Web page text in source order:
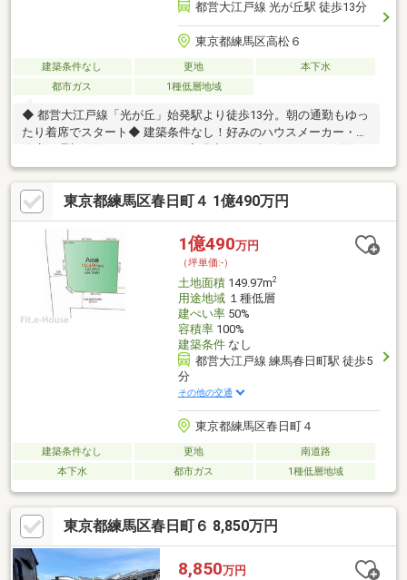
都営大江戸線 光が丘駅 徒歩13分
東京都練馬区高松６
建築条件なし 更地
本下水
都市ガス
1種低層地域
◆ 都営大江戸線「光が丘」始発駅より徒歩13分。朝の通勤もゆっ
たり着席でスタート◆ 建築条件なし！好みのハウスメーカー・工
務店で理想の住まいをゼロから実現◆ 130㎡超のゆとりある敷
地。普通車2台駐車可能◆ 現在更地に付き、ご購入後すぐに建築
計画が進められます◆ 閑静な住宅街で治安良好。スーパー・学
校・公園が近く、子育て世帯にも最適な環境です～弊社売主物件
に付き、諸費用を抑えられます♪～
東京都練馬区春日町４ 1億490万円
1億490万円
（坪単価:-）
土地面積149.97m2
用途地域１種低層
建ぺい率50%
容積率100%
建築条件なし
都営大江戸線 練馬春日町駅 徒歩5
分
その他の交通
東京都練馬区春日町４
建築条件なし 更地
南道路
本下水
都市ガス 1種低層地域
東京都練馬区春日町６ 8,850万円
8,850万円